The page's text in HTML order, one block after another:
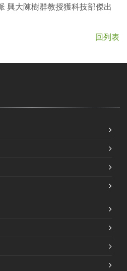
興大陳樹群教授獲科技部傑出
回列表